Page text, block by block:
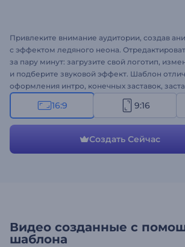
Привлеките внимание аудитории, создав
с эффектом ледяного неона.
за пару минут: загрузите свой логотип,
и подберите звуковой эффект. Шаблон
оформления интро, конечных заставок,
презентаций, рекламы на ТВ и других
Создайте видео и раскрутите свой бренд!
16:9 9:16
Создать Сейчас
Видео созданные с
шаблона